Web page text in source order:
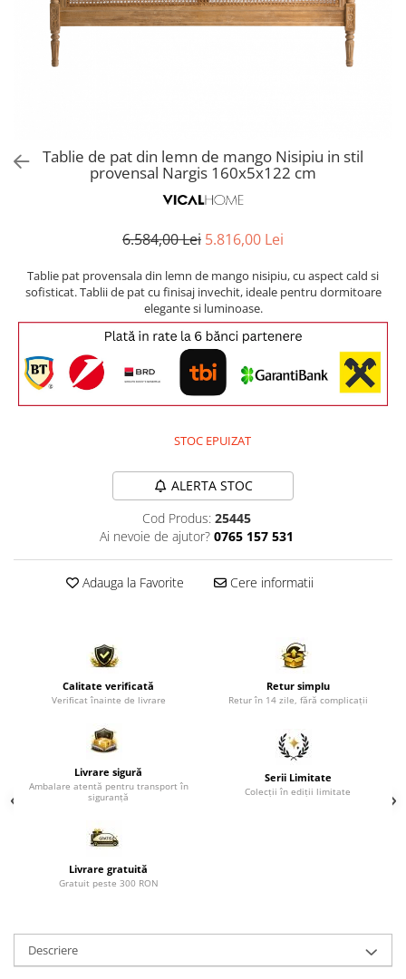
Masute Laterale
Mese Bar
Accesorii mese
Canapele Extensibile
Canapele Sezlong
Masute de toaleta
Console
Fotolii
Taburete si pufuri
Banchete, Bancute
Comode TV
Biblioteci si Rafturi
Rafturi de perete
Mobilier bar
Carucior de servire
Postamente, Piedestale
Paravane de camera
Umbrele Exterior
Accesorii Exterior
Usi Decorative
Coloane decorative
Cufere si valize decorative
Cutii decorative
Opritoare pentru usi
Organizator obiecte mici
Tablie de pat din lemn de mango Nisipiu in stil
provensal Nargis 160x5x122 cm
6.584,00 Lei 5.816,00 Lei
Tablie pat provensala din lemn de mango nisipiu, cu aspect cald si
sofisticat. Tablii de pat cu finisaj invechit, ideale pentru dormitoare
elegante si luminoase.
STOC EPUIZAT
ALERTA STOC
Cod Produs: 25445
Ai nevoie de ajutor? 0765 157 531
Adauga la Favorite Cere informatii
Calitate verificată
Verificat înainte de livrare
Retur simplu
Retur în 14 zile, fără complicații
Livrare sigură
Ambalare atentă pentru transport în
siguranță
Serii Limitate
Colecții în ediții limitate
Livrare gratuită
Gratuit peste 300 RON
Descriere